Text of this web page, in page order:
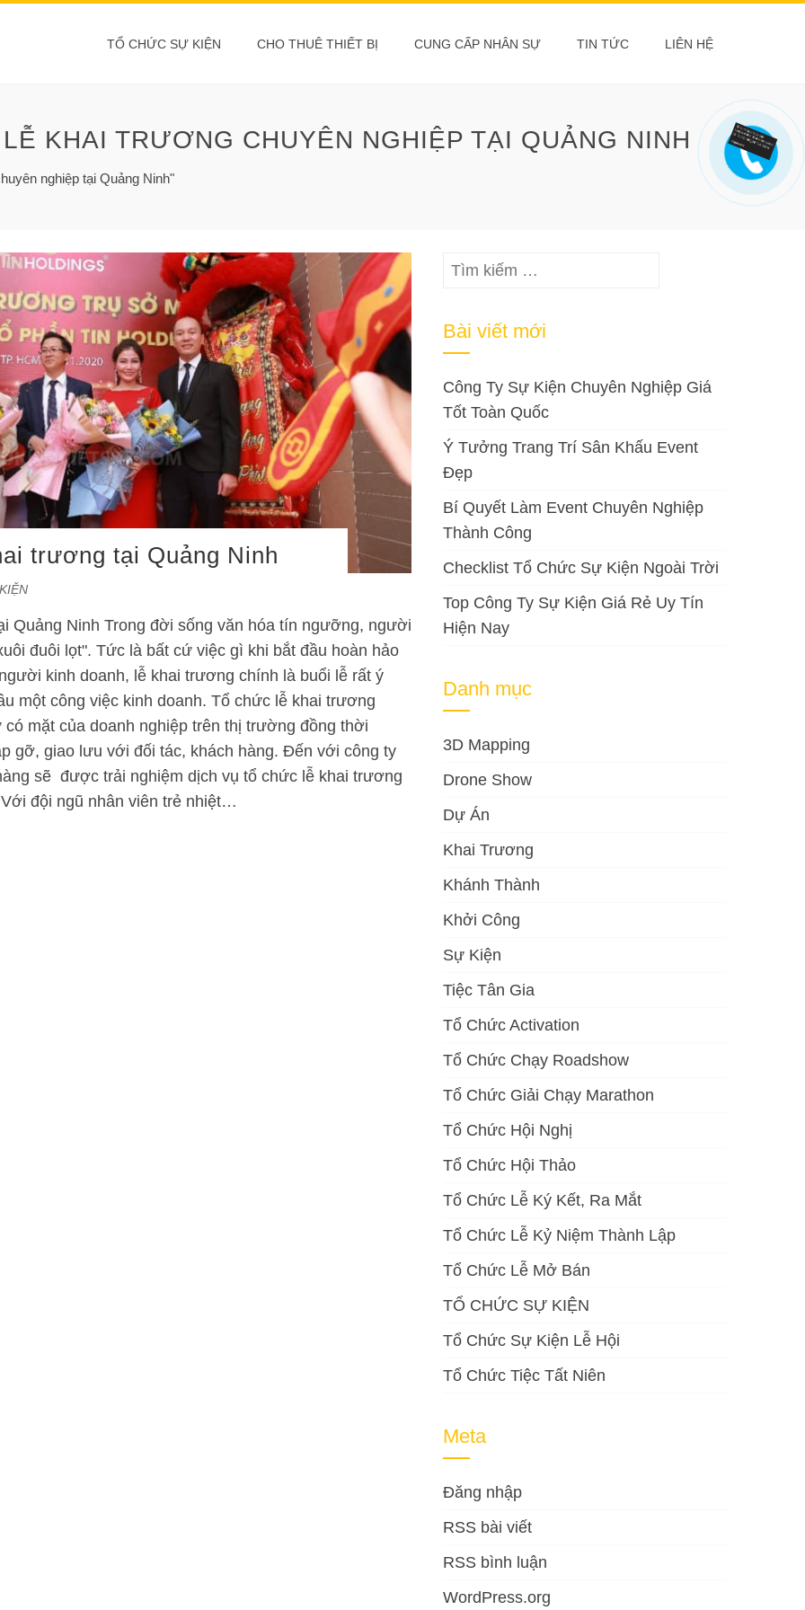
TỔ CHỨC SỰ KIỆN CHO THUÊ THIẾT BỊ CUNG CẤP NHÂN SỰ TIN TỨC LIÊN HỆ
KHAI TRƯƠNG CHUYÊN NGHIỆP TẠI QUẢNG NINH
nghiệp tại Quảng Ninh"
trương tại Quảng Ninh
Quảng Ninh Trong đời sống văn hóa tín ngưỡng, người
đuôi lọt". Tức là bất cứ việc gì khi bắt đầu hoàn hảo
kinh doanh, lễ khai trương chính là buổi lễ rất ý
một công việc kinh doanh. Tổ chức lễ khai trương
mặt của doanh nghiệp trên thị trường đồng thời
gỡ, giao lưu với đối tác, khách hàng. Đến với công ty
sẽ được trải nghiệm dịch vụ tổ chức lễ khai trương
đội ngũ nhân viên trẻ nhiệt…
Tìm
Bài viết mới
Công Ty Sự Kiện Chuyên Nghiệp Giá
Tốt Toàn Quốc
Ý Tưởng Trang Trí Sân Khấu Event
Đẹp
Bí Quyết Làm Event Chuyên Nghiệp
Thành Công
Checklist Tổ Chức Sự Kiện Ngoài Trời
Top Công Ty Sự Kiện Giá Rẻ Uy Tín
Hiện Nay
Danh mục
3D Mapping
Drone Show
Dự Án
Khai Trương
Khánh Thành
Khởi Công
Sự Kiện
Tiệc Tân Gia
Tổ Chức Activation
Tổ Chức Chạy Roadshow
Tổ Chức Giải Chạy Marathon
Tổ Chức Hội Nghị
Tổ Chức Hội Thảo
Tổ Chức Lễ Ký Kết, Ra Mắt
Tổ Chức Lễ Kỷ Niệm Thành Lập
Tổ Chức Lễ Mở Bán
TỔ CHỨC SỰ KIỆN
Tổ Chức Sự Kiện Lễ Hội
Tổ Chức Tiệc Tất Niên
Meta
Đăng nhập
RSS bài viết
RSS bình luận
WordPress.org